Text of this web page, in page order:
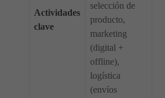
Actividades
clave
selección de
producto,
marketing
(digital +
offline),
logística
(envíos